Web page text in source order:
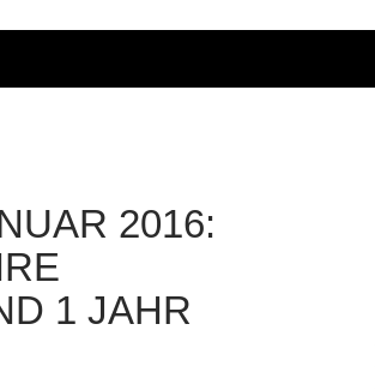
2016:
1 JAHR